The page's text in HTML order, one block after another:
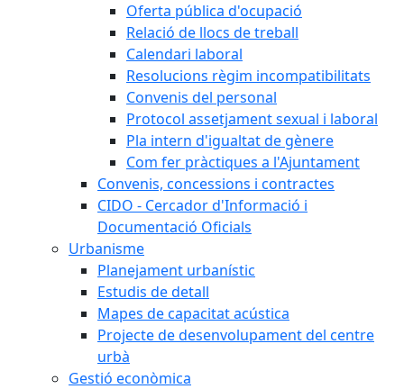
Oferta pública d'ocupació
Relació de llocs de treball
Calendari laboral
Resolucions règim incompatibilitats
Convenis del personal
Protocol assetjament sexual i laboral
Pla intern d'igualtat de gènere
Com fer pràctiques a l'Ajuntament
Convenis, concessions i contractes
CIDO - Cercador d'Informació i
Documentació Oficials
Urbanisme
Planejament urbanístic
Estudis de detall
Mapes de capacitat acústica
Projecte de desenvolupament del centre
urbà
Gestió econòmica